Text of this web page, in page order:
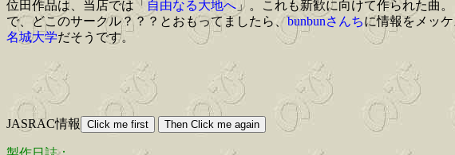
位田作品は、当店では「 自由なる大地へ 」。これも新歓に向けて作られた曲。
で、どこのサークル？？？とおもってましたら、bunbunさんちに情報をメッ
名城大学だそうです。
JASRAC情報